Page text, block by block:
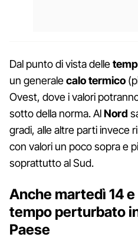
Dal punto di vista delle
un generalecalo termico
Ovest, dove i valori
sotto della norma. AlNord
gradi, alle altre parti invece
con valori un poco sopra e
soprattutto al Sud.
Anche martedì 14
tempo perturbato
Paese